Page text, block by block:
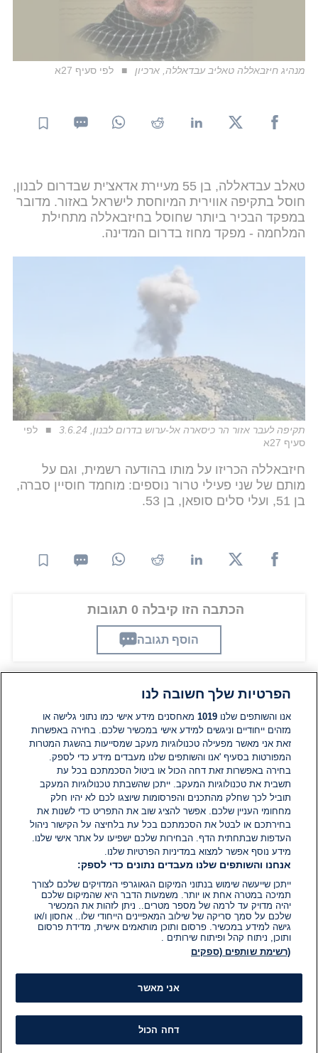
מנהיג חיזבאללה טאליב עבדאללה, ארכיון לפי סעיף 27א
טאלב עבדאללה, בן 55 מעיירת אדאצ'ית שבדרום לבנון,
חוסל בתקיפה אווירית המיוחסת לישראל באזור. מדובר
במפקד הבכיר ביותר שחוסל בחיזבאללה מתחילת
המלחמה - מפקד מחוז בדרום המדינה.
תקיפה לעבר אזור הר כיסארה אל-ערוש בדרום לבנון, 3.6.24
לפי
סעיף 27א
חיזבאללה הכריזו על מותו בהודעה רשמית, וגם על
מותם של שני פעילי טרור נוספים: מוחמד חוסיין סברה,
בן 51, ועלי סלים סופאן, בן 53.
הכתבה הזו קיבלה 0 תגובות
הוסף תגובה
תגובות
אין עדיין תגובות. היה הראשון להגיב
הוסף תגובה
הפרטיות שלך חשובה לנו
אנו והשותפים שלנו1019 מאחסנים מידע אישי כמו נתוני גלישה או
מזהים ייחודיים וניגשים למידע אישי במכשיר שלכם. בחירה באפשרות
זאת אני מאשר מפעילה טכנולוגיות מעקב שמסייעות בהשגת המטרות
המפורטות בסעיף 'אנו והשותפים שלנו מעבדים מידע כדי לספק.
בחירה באפשרות זאת דחה הכול או ביטול הסכמתכם בכל עת
תשבית את טכנולוגיות המעקב. ייתכן שהשבתת טכנולוגיות המעקב
תוביל לכך שחלק מהתכנים והפרסומות שיוצגו לכם לא יהיו חלק
מחחומי העניין שלכם. אפשר להציג שוב את התפריט כדי לשנות את
בחירתכם או לבטל את הסכמתכם בכל עת בלחיצה על הקישור ניהול
העדפות שבתחתית הדף. הבחירות שלכם ישפיעו על אתר אישי שלנו.
מידע נוסף אפשר למצוא במדיניות הפרטיות שלנו.
אנחנו והשותפים שלנו מעבדים נתונים כדי לספק:
ייתכן שייעשה שימוש בנתוני המיקום הגאוגרפי המדויקים שלכם לצורך
תמיכה במטרה אחת או יותר. משמעות הדבר היא שהמיקום שלכם
יהיה מדויק עד לרמה של מספר מטרים.. ניתן לזהות את המכשיר
שלכם על סמך סריקה של שילוב המאפיינים הייחודי שלו.. אחסון ו/או
גישה למידע במכשיר. פרסום ותוכן מותאמים אישית, מדידת פרסום
ותוכן, ניתוח קהל ופיתוח שירותים .
(רשימת שותפים (ספקים
אני מאשר
דחה הכול